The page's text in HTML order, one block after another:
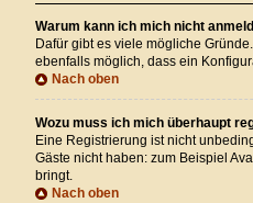
Warum kann ich mich nicht
Dafür gibt es viele mögliche
ebenfalls möglich, dass ein
Nach oben
Wozu muss ich mich überhaupt
Eine Registrierung ist nicht
Gäste nicht haben: zum Beispiel
bringt.
Nach oben